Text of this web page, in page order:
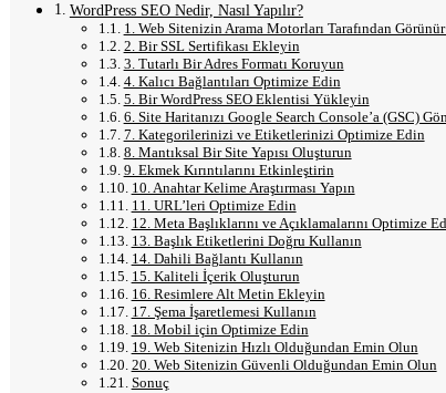
WordPress SEO Nedir, Nasıl Yapılır?
1. Web Sitenizin Arama Motorları Tarafından
2. Bir SSL Sertifikası Ekleyin
3. Tutarlı Bir Adres Formatı Koruyun
4. Kalıcı Bağlantıları Optimize Edin
5. Bir WordPress SEO Eklentisi Yükleyin
6. Site Haritanızı Google Search Console’a (GSC)
7. Kategorilerinizi ve Etiketlerinizi Optimize Edin
8. Mantıksal Bir Site Yapısı Oluşturun
9. Ekmek Kırıntılarını Etkinleştirin
10. Anahtar Kelime Araştırması Yapın
11. URL’leri Optimize Edin
12. Meta Başlıklarını ve Açıklamalarını Optimize
13. Başlık Etiketlerini Doğru Kullanın
14. Dahili Bağlantı Kullanın
15. Kaliteli İçerik Oluşturun
16. Resimlere Alt Metin Ekleyin
17. Şema İşaretlemesi Kullanın
18. Mobil için Optimize Edin
19. Web Sitenizin Hızlı Olduğundan Emin Olun
20. Web Sitenizin Güvenli Olduğundan Emin Olun
Sonuç